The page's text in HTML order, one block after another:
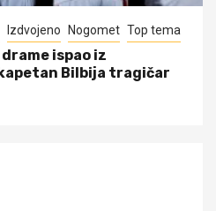
Izdvojeno Nogomet Top tema
ispao iz
Bilbija tragičar